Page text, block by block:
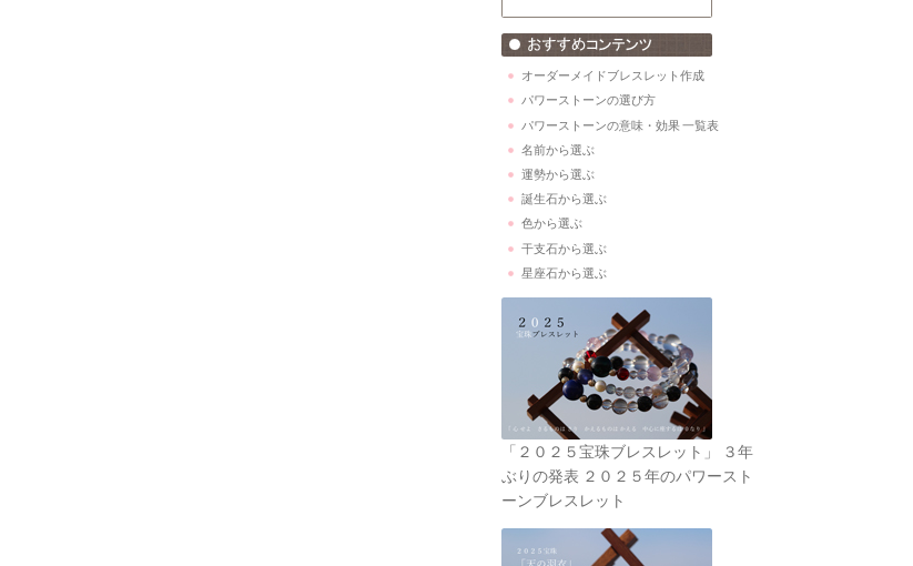
オーダーメイドブレスレット作成
パワーストーンの選び方
パワーストーンの意味・効果 一覧表
名前から選ぶ
運勢から選ぶ
誕生石から選ぶ
色から選ぶ
干支石から選ぶ
星座石から選ぶ
「２０２５宝珠ブレスレット」 ３年
ぶりの発表 ２０２５年のパワースト
ーンブレスレット